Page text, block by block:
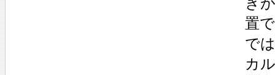
置
で
カ